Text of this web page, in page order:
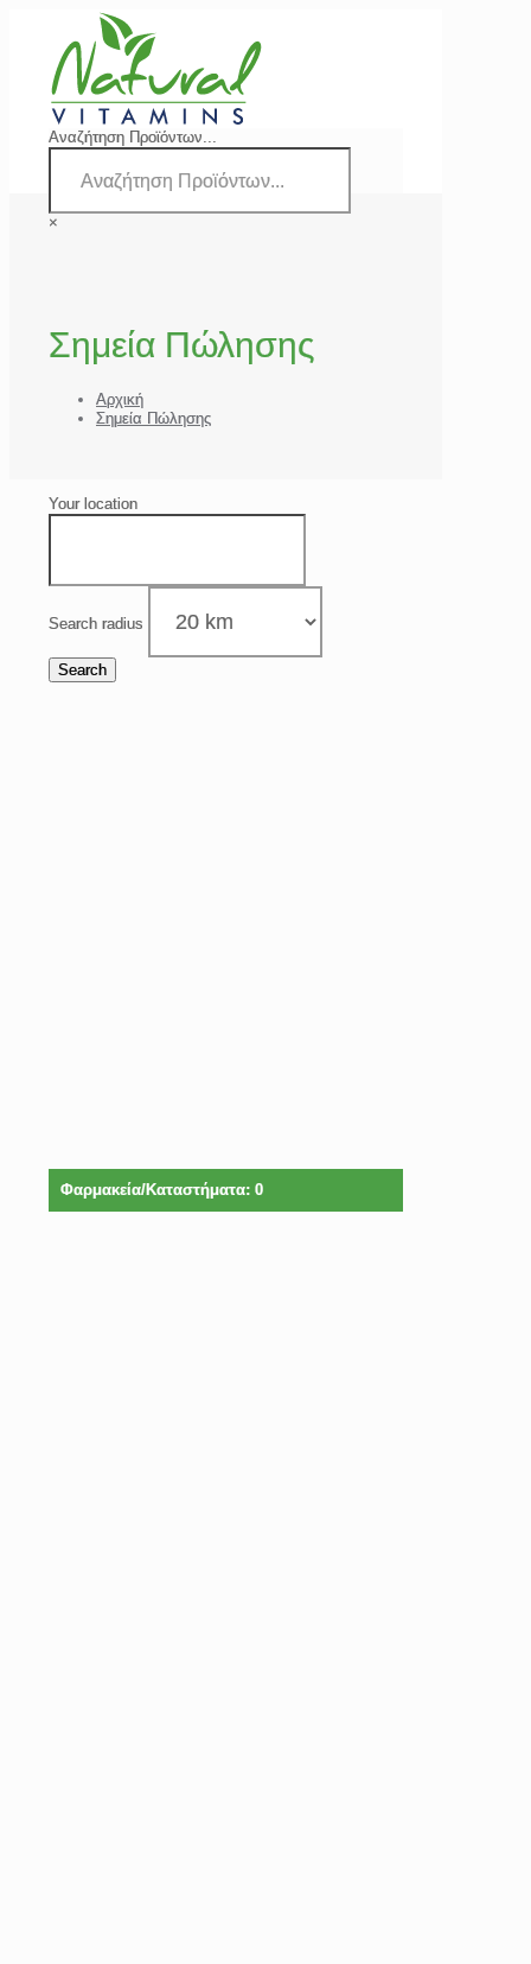
Αναζήτηση Προϊόντων...
×
Σημεία Πώλησης
Αρχική
Σημεία Πώλησης
Your location
Search radius
Φαρμακεία/Καταστήματα: 0